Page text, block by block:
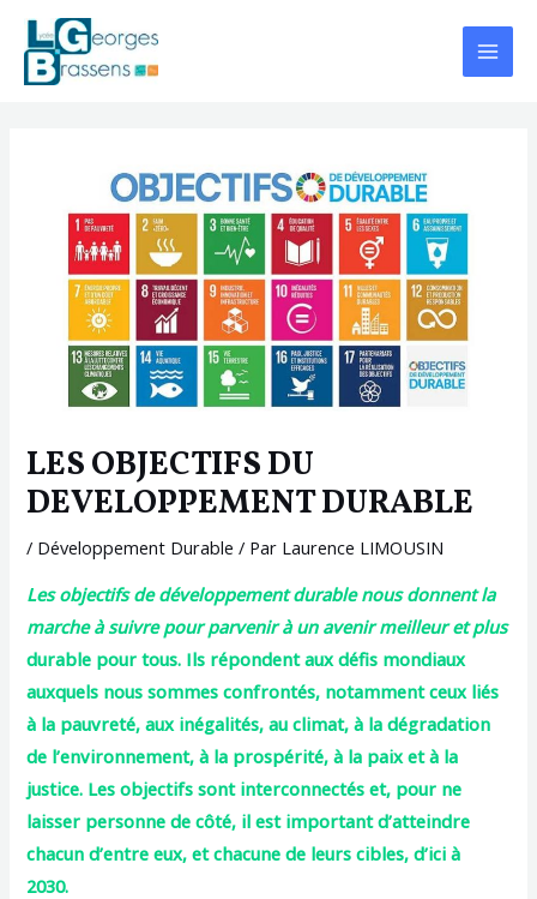
Aller
contenu
Main
Menu
LES OBJECTIFS DU
DEVELOPPEMENT DURABLE
/ Développement Durable / Par Laurence LIMOUSIN
Les objectifs de développement durable nous donnent la
marche à suivre pour parvenir à un avenir meilleur et plus
durable pour tous. Ils répondent aux défis mondiaux
auxquels nous sommes confrontés, notamment ceux liés
à la pauvreté, aux inégalités, au climat, à la dégradation
de l’environnement, à la prospérité, à la paix et à la
justice. Les objectifs sont interconnectés et, pour ne
laisser personne de côté, il est important d’atteindre
chacun d’entre eux, et chacune de leurs cibles, d’ici à
2030.
Navigation
des
articles